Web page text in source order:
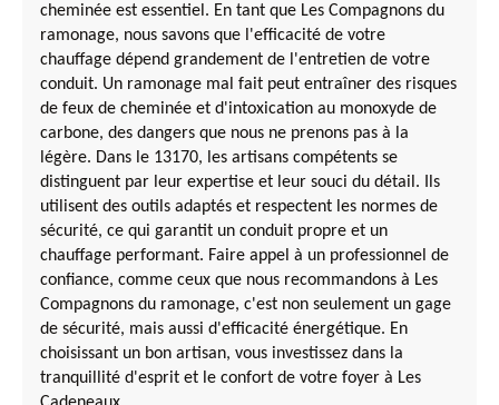
cheminée est essentiel. En tant que Les Compagnons du
ramonage, nous savons que l'efficacité de votre
chauffage dépend grandement de l'entretien de votre
conduit. Un ramonage mal fait peut entraîner des risques
de feux de cheminée et d'intoxication au monoxyde de
carbone, des dangers que nous ne prenons pas à la
légère. Dans le 13170, les artisans compétents se
distinguent par leur expertise et leur souci du détail. Ils
utilisent des outils adaptés et respectent les normes de
sécurité, ce qui garantit un conduit propre et un
chauffage performant. Faire appel à un professionnel de
confiance, comme ceux que nous recommandons à Les
Compagnons du ramonage, c'est non seulement un gage
de sécurité, mais aussi d'efficacité énergétique. En
choisissant un bon artisan, vous investissez dans la
tranquillité d'esprit et le confort de votre foyer à Les